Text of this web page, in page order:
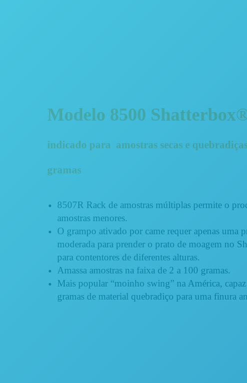
Modelo 8500
indicado para amostras secas e
gramas
8507R Rack de amostras múltiplas permite o
amostras menores.
O grampo ativado por came requer apenas uma
moderada para prender o prato de moagem no
para contentores de diferentes alturas.
Amassa amostras na faixa de 2 a 100 gramas.
Mais popular “moinho swing” na América,
gramas de material quebradiço para uma finura